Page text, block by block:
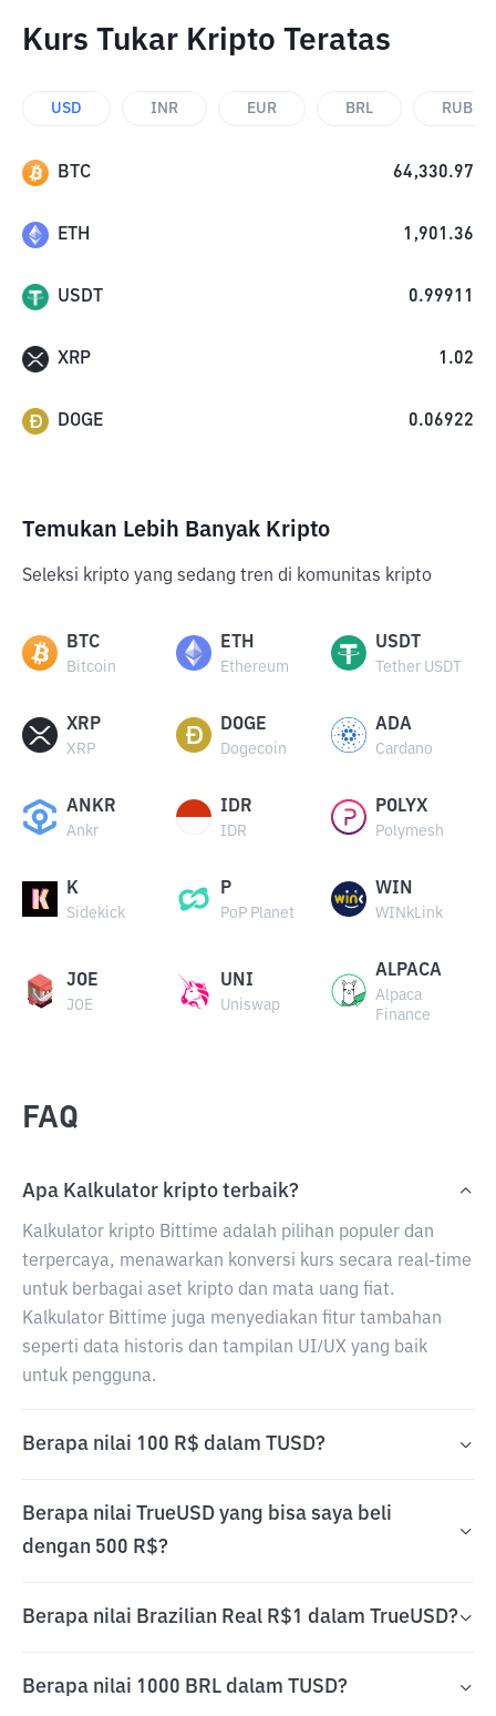
Kurs Tukar Kripto Teratas
USD INR EUR BRL RUB
BTC 64,330.97
ETH 1,901.36
USDT 0.99911
XRP 1.02
DOGE 0.06922
Temukan Lebih Banyak Kripto
Seleksi kripto yang sedang tren di komunitas kripto
BTC
Bitcoin
ETH
Ethereum
USDT
Tether USDT
XRP
XRP
DOGE
Dogecoin
ADA
Cardano
ANKR
Ankr
IDR
IDR
POLYX
Polymesh
K
Sidekick
P
PoP Planet
WIN
WINkLink
JOE
JOE
UNI
Uniswap
ALPACA
Alpaca
Finance
FAQ
Apa Kalkulator kripto terbaik?
Kalkulator kripto Bittime adalah pilihan populer dan
terpercaya, menawarkan konversi kurs secara real-time
untuk berbagai aset kripto dan mata uang fiat.
Kalkulator Bittime juga menyediakan fitur tambahan
seperti data historis dan tampilan UI/UX yang baik
untuk pengguna.
Berapa nilai 100 R$ dalam TUSD?
Berapa nilai TrueUSD yang bisa saya beli
dengan 500 R$?
Berapa nilai Brazilian Real R$1 dalam TrueUSD?
Berapa nilai 1000 BRL dalam TUSD?